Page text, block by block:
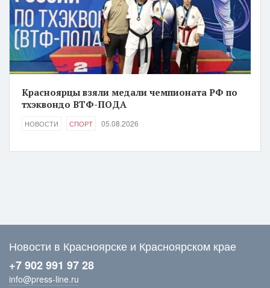
Красноярцы взяли медали чемпионата РФ по
тхэквондо ВТФ-ПОДА
НОВОСТИ СПОРТ 05.08.2026
Новости в Красноярске и Красноярском крае
+7 902 991 97 28
info@press-line.ru